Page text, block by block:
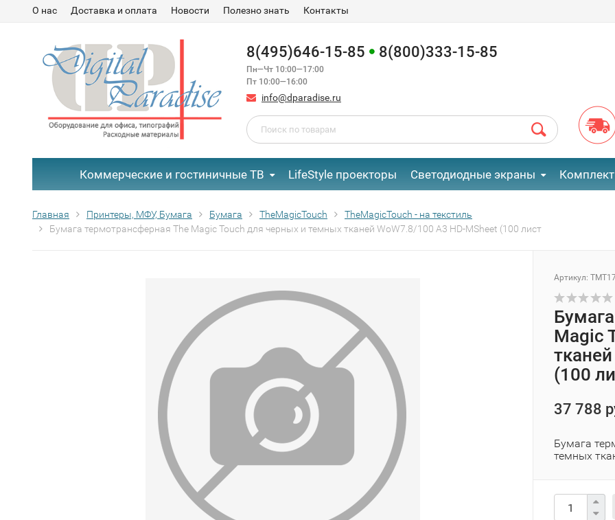
О нас Доставка и оплата Новости Полезно знать Контакты
8(495)646-15-85 8(800)333-15-85
Пн—Чт 10:00—17:00
Пт 10:00—16:00
info@dparadise.ru
Коммерческие и гостиничные ТВ LifeStyle проекторы Светодиодные экраны
Главная Принтеры, МФУ, Бумага Бумага TheMagicTouch
TheMagicTouch - на текстиль
Бумага термотрансферная The Magic Touch для черных и темных тканей WoW7.8/100 A3 HD-MSheet (100 лист
Артикул:
Magic
(100
37 788
Бумага
темных